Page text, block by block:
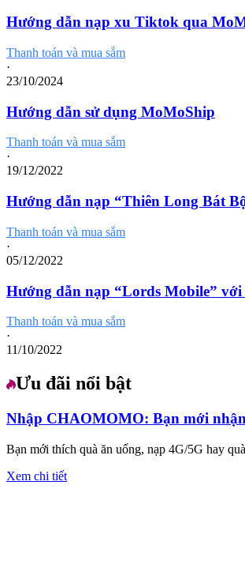
Hướng dẫn nạp xu Tiktok qua
Thanh toán và mua sắm
·
23/10/2024
Hướng dẫn sử dụng MoMoShip
Thanh toán và mua sắm
·
19/12/2022
Hướng dẫn nạp “Thiên Long Bát
Thanh toán và mua sắm
·
05/12/2022
Hướng dẫn nạp “Lords Mobile”
Thanh toán và mua sắm
·
11/10/2022
Ưu đãi nổi bật
Nhập CHAOMOMO: Bạn mới
Bạn mới thích quà ăn uống, nạp 4G/5G hay
Xem chi tiết